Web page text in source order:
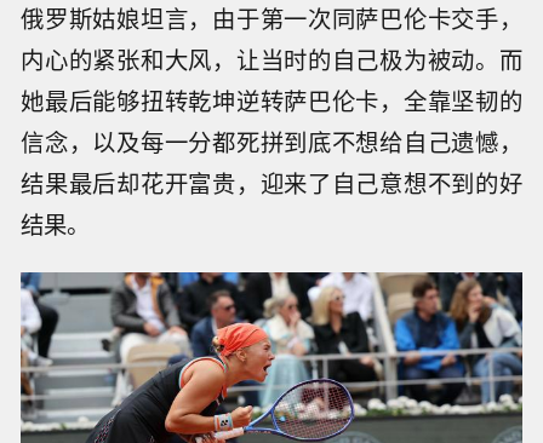
俄罗斯姑娘坦言，由于第一次同萨巴伦卡交手，
内心的紧张和大风，让当时的自己极为被动。而
她最后能够扭转乾坤逆转萨巴伦卡，全靠坚韧的
信念，以及每一分都死拼到底不想给自己遗憾，
结果最后却花开富贵，迎来了自己意想不到的好
结果。